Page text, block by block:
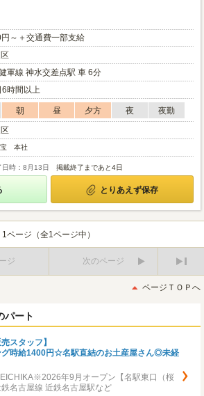
～＋交通費一部支給
軍線 神水交差点駅 車 6分
時間以上
朝 昼 夕方 夜
夜勤
宝 本社
日時：8月13日 掲載終了まであと4日
とりあえず保存
1ページ（全1ページ中）
ジ
次のページ
後
ページＴＯＰへ
パート
スタッフ】
グ時給1400円☆名駅直結のお土産屋さん◎未経
年9月オープン【名駅東口（桜
名古屋線 近鉄名古屋駅など